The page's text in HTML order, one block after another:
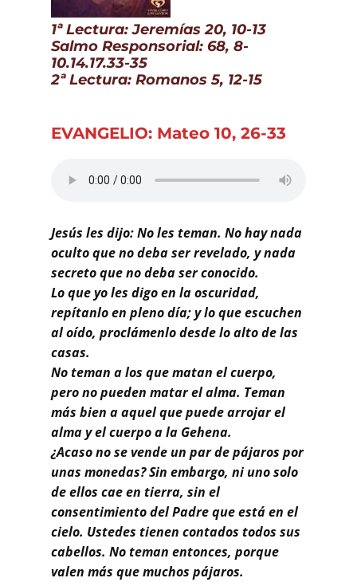
Buscar
1ª Lectura: Jeremías 20, 10-13
Salmo Responsorial: 68, 8-
10.14.17.33-35
2ª Lectura: Romanos 5, 12-15
EVANGELIO: Mateo 10, 26-33
Jesús les dijo: No les teman. No hay nada
oculto que no deba ser revelado, y nada
secreto que no deba ser conocido.
Lo que yo les digo en la oscuridad,
repítanlo en pleno día; y lo que escuchen
al oído, proclámenlo desde lo alto de las
casas.
No teman a los que matan el cuerpo,
pero no pueden matar el alma. Teman
más bien a aquel que puede arrojar el
alma y el cuerpo a la Gehena.
¿Acaso no se vende un par de pájaros por
unas monedas? Sin embargo, ni uno solo
de ellos cae en tierra, sin el
consentimiento del Padre que está en el
cielo. Ustedes tienen contados todos sus
cabellos. No teman entonces, porque
valen más que muchos pájaros.